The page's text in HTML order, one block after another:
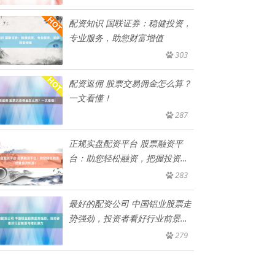
配资知识 国联证券：稳健投资，
专业服务，助您财富增值
303
配资返佣 股票交易佣金怎么算？
一文看懂！
287
正规实盘配资平台 股票融资平
台：助您轻松融资，把握投资机
283
最好的配资公司 中国铝业股票走
势强劲，投资者看好行业前景与
279